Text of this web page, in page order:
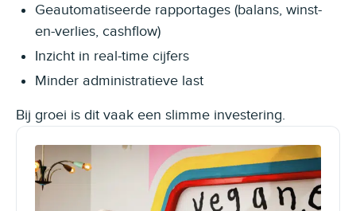
Geautomatiseerde rapportages (balans, winst-
en-verlies, cashflow)
Inzicht in real-time cijfers
Minder administratieve last
Bij groei is dit vaak een slimme investering.